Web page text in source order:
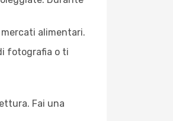
alimentari.
fotografia o ti
Fai una